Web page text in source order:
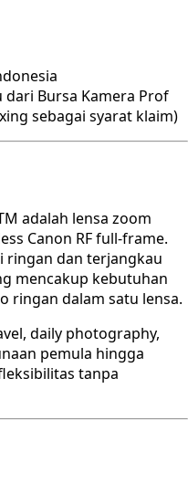
dari Bursa Kamera Prof
sebagai syarat klaim)
adalah lensa zoom
Canon RF full-frame.
ringan dan terjangkau
mencakup kebutuhan
ringan dalam satu lensa.
daily photography,
pemula hingga
tanpa